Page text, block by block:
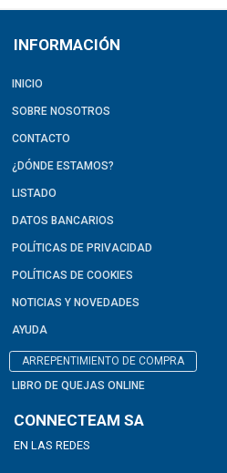
INFORMACIÓN
INICIO
SOBRE NOSOTROS
CONTACTO
¿DÓNDE ESTAMOS?
LISTADO
DATOS BANCARIOS
POLÍTICAS DE PRIVACIDAD
POLÍTICAS DE COOKIES
NOTICIAS Y NOVEDADES
AYUDA
ARREPENTIMIENTO DE COMPRA
LIBRO DE QUEJAS ONLINE
CONNECTEAM SA
EN LAS REDES